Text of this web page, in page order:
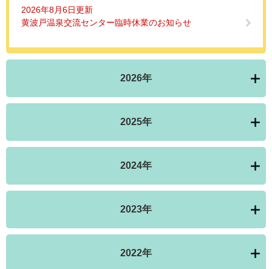
2026年8月6日更新
黄波戸温泉交流センター臨時休業のお知らせ
2026年
2025年
2024年
2023年
2022年